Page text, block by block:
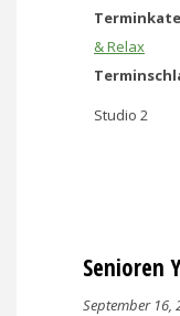
& Relax
Studio 2
Senioren
September 16,